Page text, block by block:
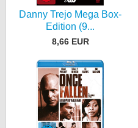
Danny Trejo Mega Box-
Edition (9...
8,66 EUR